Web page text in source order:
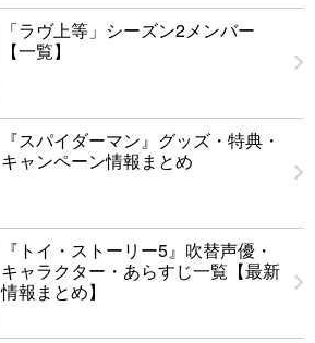
「ラヴ上等」シーズン2メンバー
【一覧】
『スパイダーマン』グッズ・特典・
キャンペーン情報まとめ
『トイ・ストーリー5』吹替声優・
キャラクター・あらすじ一覧【最新
情報まとめ】